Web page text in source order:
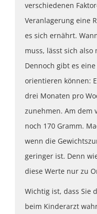
verschiedenen
Veranlagerung eine
es sich ernährt.
muss, lässt sich
Dennoch gibt es
orientieren können:
drei Monaten pro
zunehmen. Am dem
noch 170 Gramm.
wenn die
geringer ist. Denn
diese Werte nur zu
Wichtig ist, dass Sie
beim Kinderarzt